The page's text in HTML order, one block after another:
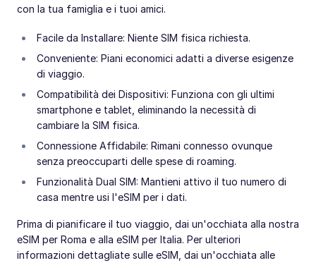
con la tua famiglia e i tuoi amici.
Facile da Installare: Niente SIM fisica richiesta.
Conveniente: Piani economici adatti a diverse esigenze
di viaggio.
Compatibilità dei Dispositivi: Funziona con gli ultimi
smartphone e tablet, eliminando la necessità di
cambiare la SIM fisica.
Connessione Affidabile: Rimani connesso ovunque
senza preoccuparti delle spese di roaming.
Funzionalità Dual SIM: Mantieni attivo il tuo numero di
casa mentre usi l'eSIM per i dati.
Prima di pianificare il tuo viaggio, dai un'occhiata alla nostra
eSIM per Roma e alla eSIM per Italia. Per ulteriori
informazioni dettagliate sulle eSIM, dai un'occhiata alle